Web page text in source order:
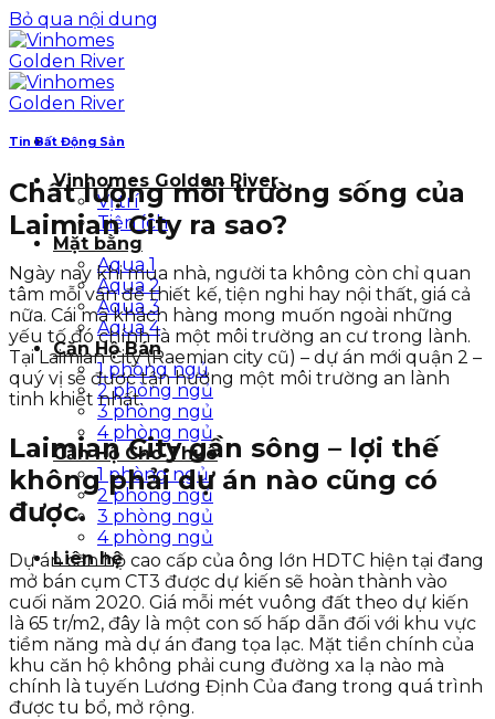
Bỏ qua nội dung
Vinhomes Golden River
Vị trí
Tiện ích
Mặt bằng
Aqua 1
Aqua 2
Aqua 3
Aqua 4
Căn Hộ Bán
1 phòng ngủ
2 phòng ngủ
3 phòng ngủ
4 phòng ngủ
Căn Hộ Cho Thuê
1 phòng ngủ
2 phòng ngủ
3 phòng ngủ
4 phòng ngủ
Liên hệ
Tin Bất Động Sản
Chất lượng môi trường sống của
Laimian City ra sao?
Ngày nay khi mua nhà, người ta không còn chỉ quan
tâm mỗi vấn đề thiết kế, tiện nghi hay nội thất, giá cả
nữa. Cái mà khách hàng mong muốn ngoài những
yếu tố đó chính là một môi trường an cư trong lành.
Tại Laimian City (Raemian city cũ) – dự án mới quận 2 –
quý vị sẽ được tận hưởng một môi trường an lành
tinh khiết nhất.
Laimian City gần sông – lợi thế
không phải dự án nào cũng có
được.
Dự án căn hộ cao cấp của ông lớn HDTC hiện tại đang
mở bán cụm CT3 được dự kiến sẽ hoàn thành vào
cuối năm 2020. Giá mỗi mét vuông đất theo dự kiến
là 65 tr/m2, đây là một con số hấp dẫn đối với khu vực
tiềm năng mà dự án đang tọa lạc. Mặt tiền chính của
khu căn hộ không phải cung đường xa lạ nào mà
chính là tuyến Lương Định Của đang trong quá trình
được tu bổ, mở rộng.